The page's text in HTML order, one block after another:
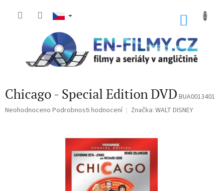
Chicago - Special Edition DVD BUA0013401
Průměrné
Neohodnoceno Podrobnosti hodnocení Značka: WALT DISNEY